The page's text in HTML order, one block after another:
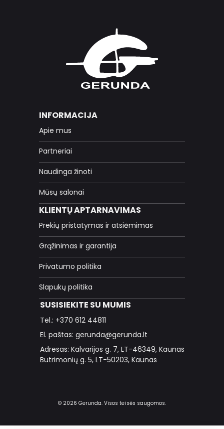
INFORMACIJA
Apie mus
Partneriai
Naudinga žinoti
Mūsų salonai
KLIENTŲ APTARNAVIMAS
Prekių pristatymas ir atsiėmimas
Grąžinimas ir garantija
Privatumo politika
Slapukų politika
SUSISIEKITE SU MUMIS
Tel.: +370 612 44811
El. paštas: gerunda@gerunda.lt
Adresas: Kalvarijos g. 7, LT-46349, Kaunas
Butrimonių g. 5, LT-50203, Kaunas
© 2026 Gerunda. Visos teisės saugomos.